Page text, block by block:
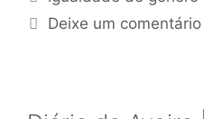
Deixe um comentário